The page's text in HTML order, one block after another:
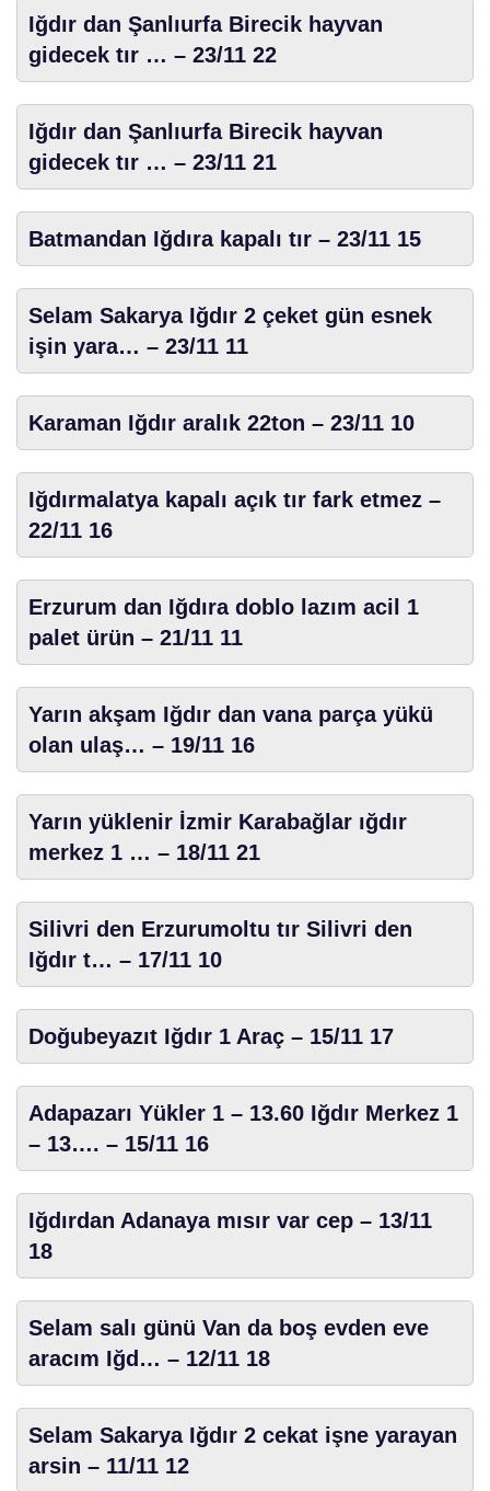
Iğdır dan Şanlıurfa Birecik hayvan
gidecek tır … – 23/11 22
Iğdır dan Şanlıurfa Birecik hayvan
gidecek tır … – 23/11 21
Batmandan Iğdıra kapalı tır – 23/11 15
Selam Sakarya Iğdır 2 çeket gün esnek
işin yara… – 23/11 11
Karaman Iğdır aralık 22ton – 23/11 10
Iğdırmalatya kapalı açık tır fark etmez –
22/11 16
Erzurum dan Iğdıra doblo lazım acil 1
palet ürün – 21/11 11
Yarın akşam Iğdır dan vana parça yükü
olan ulaş… – 19/11 16
Yarın yüklenir İzmir Karabağlar ığdır
merkez 1 … – 18/11 21
Silivri den Erzurumoltu tır Silivri den
Iğdır t… – 17/11 10
Doğubeyazıt Iğdır 1 Araç – 15/11 17
Adapazarı Yükler 1 – 13.60 Iğdır Merkez 1
– 13…. – 15/11 16
Iğdırdan Adanaya mısır var cep – 13/11
18
Selam salı günü Van da boş evden eve
aracım Iğd… – 12/11 18
Selam Sakarya Iğdır 2 cekat işne yarayan
arsin – 11/11 12